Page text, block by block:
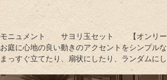
モニュメント サヨリ玉セット 【オンリー
お庭に心地の良い動きのアクセントをシンプル
まっすぐ立てたり、扇状にしたり、ランダムに